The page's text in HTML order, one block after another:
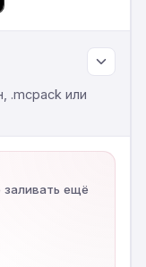
.mcpack или
ещё